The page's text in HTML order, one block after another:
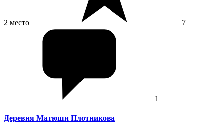
2 место 7
1
Деревня Матюши Плотникова